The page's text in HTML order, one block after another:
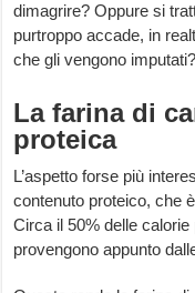
dimagrire? Oppure si
purtroppo accade, in
che gli vengono
La farina di
proteica
L’aspetto forse più
contenuto proteico, che
Circa il 50% delle
provengono appunto